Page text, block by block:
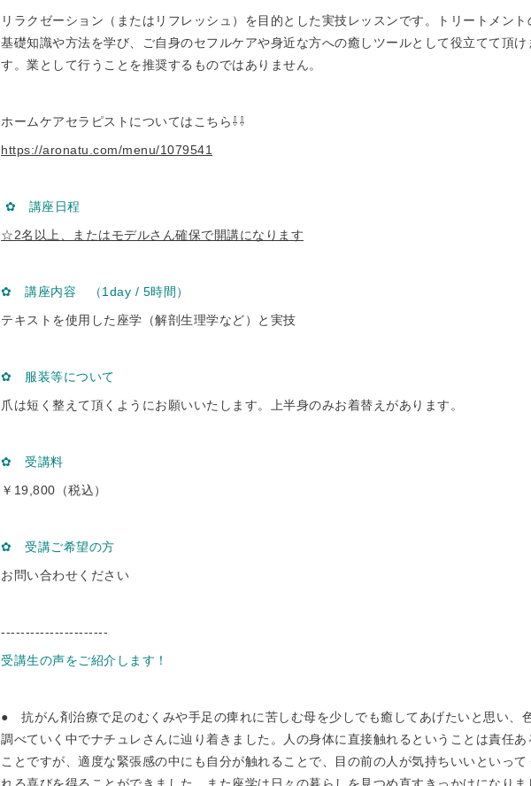
リラクゼーション（またはリフレッシュ）を目的とした実技レッスンです。トリートメント
基礎知識や方法を学び、ご自身のセフルケアや身近な方への癒しツールとして役立てて頂け
す。業として行うことを推奨するものではありません。
ホームケアセラピストについてはこちら⇩⇩
https://aronatu.com/menu/1079541
✿ 講座日程
☆2名以上、またはモデルさん確保で開講になります
✿ 講座内容 （1day / 5時間）
テキストを使用した座学（解剖生理学など）と実技
✿ 服装等について
爪は短く整えて頂くようにお願いいたします。上半身のみお着替えがあります。
✿ 受講料
￥19,800（税込）
✿ 受講ご希望の方
お問い合わせください
----------------------
受講生の声をご紹介します！
● 抗がん剤治療で足のむくみや手足の痺れに苦しむ母を少しでも癒してあげたいと思い、
調べていく中でナチュレさんに辿り着きました。人の身体に直接触れるということは責任あ
ことですが、適度な緊張感の中にも自分が触れることで、目の前の人が気持ちいいといって
れる喜びを得ることができました。また座学は日々の暮らしを見つめ直すきっかけになりま